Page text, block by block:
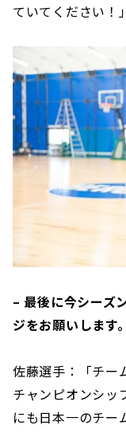
ていてください！」
– 最後に今シーズ
ジをお願いします。
佐藤選手：「チー
チャンピオンシッ
にも日本一のチー